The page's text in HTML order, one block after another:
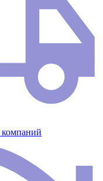
компаний